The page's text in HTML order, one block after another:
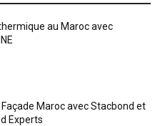
au Maroc avec
Façade Maroc avec Stacbond et
Experts